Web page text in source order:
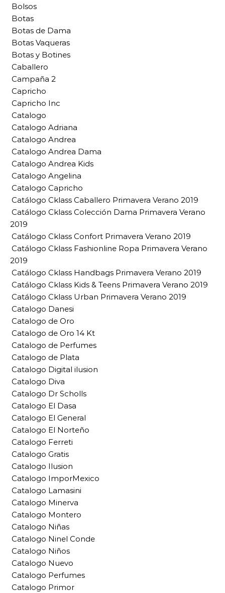
Bolsos
Botas
Botas de Dama
Botas Vaqueras
Botas y Botines
Caballero
Campaña 2
Capricho
Capricho Inc
Catalogo
Catalogo Adriana
Catalogo Andrea
Catalogo Andrea Dama
Catalogo Andrea Kids
Catalogo Angelina
Catalogo Capricho
Catálogo Cklass Caballero Primavera Verano 2019
Catálogo Cklass Colección Dama Primavera Verano
2019
Catálogo Cklass Confort Primavera Verano 2019
Catálogo Cklass Fashionline Ropa Primavera Verano
2019
Catálogo Cklass Handbags Primavera Verano 2019
Catálogo Cklass Kids & Teens Primavera Verano 2019
Catálogo Cklass Urban Primavera Verano 2019
Catalogo Danesi
Catalogo de Oro
Catalogo de Oro 14 Kt
Catalogo de Perfumes
Catalogo de Plata
Catalogo Digital ilusion
Catalogo Diva
Catalogo Dr Scholls
Catalogo El Dasa
Catalogo El General
Catalogo El Norteño
Catalogo Ferreti
Catalogo Gratis
Catalogo Ilusion
Catalogo ImporMexico
Catalogo Lamasini
Catalogo Minerva
Catalogo Montero
Catalogo Niñas
Catalogo Ninel Conde
Catalogo Niños
Catalogo Nuevo
Catalogo Perfumes
Catalogo Primor